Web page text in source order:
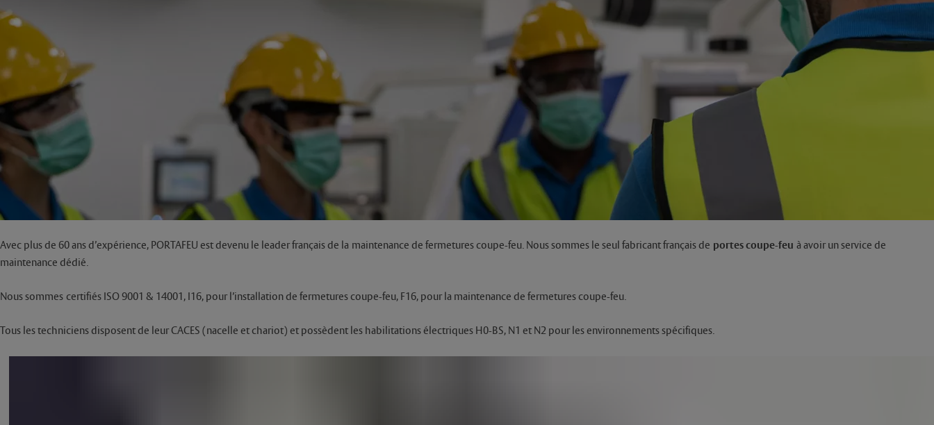
Avec plus de 60 ans d’expérience, PORTAFEU est devenu le leader français de la maintenance de fermetures coupe-feu. Nous sommes le seul fabricant français de portes coupe-feu à avoir un service de
maintenance dédié.
Nous sommes certifiés ISO 9001 & 14001, I16, pour l’installation de fermetures coupe-feu, F16, pour la maintenance de fermetures coupe-feu.
Tous les techniciens disposent de leur CACES (nacelle et chariot) et possèdent les habilitations électriques H0-BS, N1 et N2 pour les environnements spécifiques.